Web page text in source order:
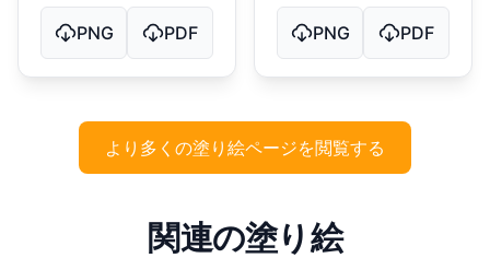
PNG PDF PNG PDF
より多くの塗り絵ページを閲覧する
関連の塗り絵